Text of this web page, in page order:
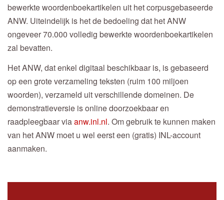
bewerkte woordenboekartikelen uit het corpusgebaseerde
ANW. Uiteindelijk is het de bedoeling dat het ANW
ongeveer 70.000 volledig bewerkte woordenboekartikelen
zal bevatten.
Het ANW, dat enkel digitaal beschikbaar is, is gebaseerd
op een grote verzameling teksten (ruim 100 miljoen
woorden), verzameld uit verschillende domeinen. De
demonstratieversie is online doorzoekbaar en
raadpleegbaar viaanw.inl.nl. Om gebruik te kunnen maken
van het ANW moet u wel eerst een (gratis) INL-account
aanmaken.